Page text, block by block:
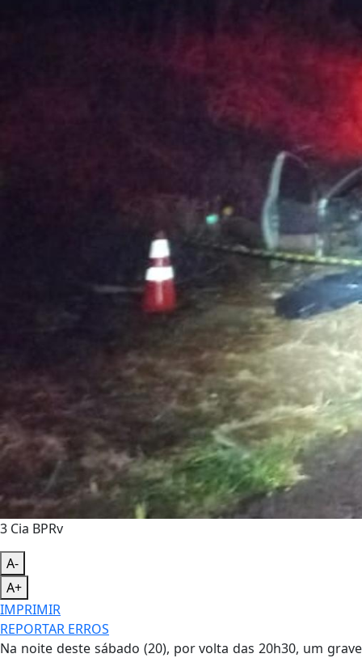
3 Cia BPRv
A-
A+
IMPRIMIR
REPORTAR ERROS
Na noite deste sábado (20), por volta das 20h30, um grave